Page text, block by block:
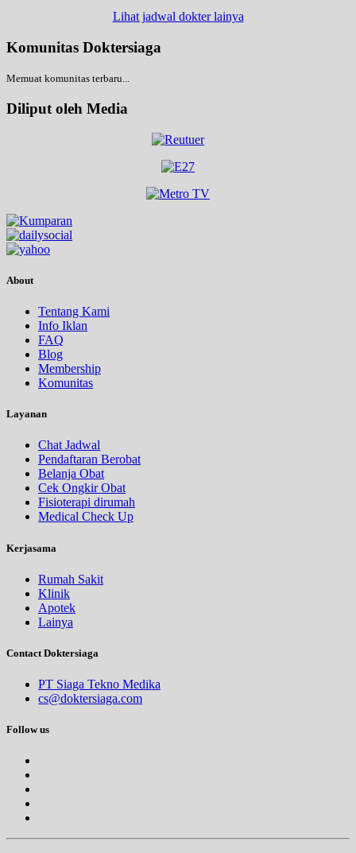
Lihat jadwal dokter lainya
Komunitas Doktersiaga
Memuat komunitas terbaru...
Diliput oleh Media
About
Tentang Kami
Info Iklan
FAQ
Blog
Membership
Komunitas
Layanan
Chat Jadwal
Pendaftaran Berobat
Belanja Obat
Cek Ongkir Obat
Fisioterapi dirumah
Medical Check Up
Kerjasama
Rumah Sakit
Klinik
Apotek
Lainya
Contact Doktersiaga
PT Siaga Tekno Medika
cs@doktersiaga.com
Follow us